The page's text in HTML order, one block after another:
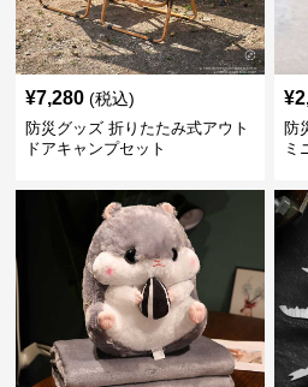
¥7,280 (税込)
防災グッズ 折りたたみ式アウト
ドアキャンプセット
¥
防
ミ